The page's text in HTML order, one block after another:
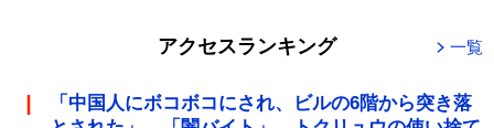
アクセスランキング 一覧
「中国人にボコボコにされ、ビルの6階から突き落